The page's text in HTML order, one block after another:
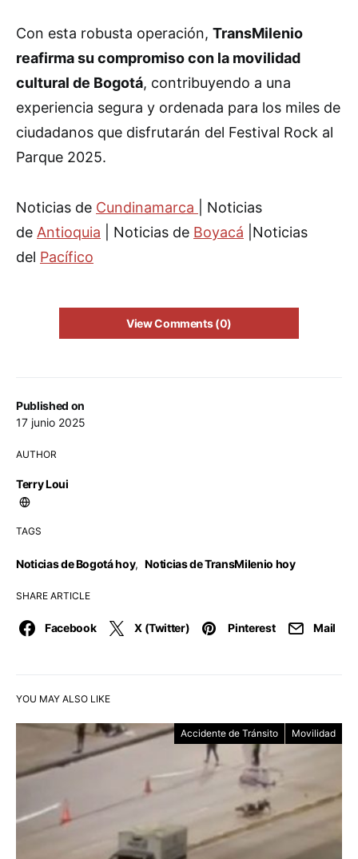
Published on
17 junio 2025
AUTHOR
Terry Loui
TAGS
Noticias de Bogotá hoy, Noticias de TransMilenio hoy
SHARE ARTICLE
Facebook X (Twitter) Pinterest Mail
Con esta robusta operación, TransMilenio
reafirma su compromiso con la movilidad
cultural de Bogotá, contribuyendo a una
experiencia segura y ordenada para los miles de
ciudadanos que disfrutarán del Festival Rock al
Parque 2025.
Noticias de Cundinamarca
| Noticias
de Antioquia | Noticias de Boyacá |Noticias
del Pacífico
View Comments (0)
YOU MAY ALSO LIKE
Accidente de Tránsito Movilidad